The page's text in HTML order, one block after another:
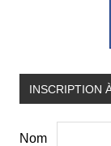
INSCRIPTION
Nom